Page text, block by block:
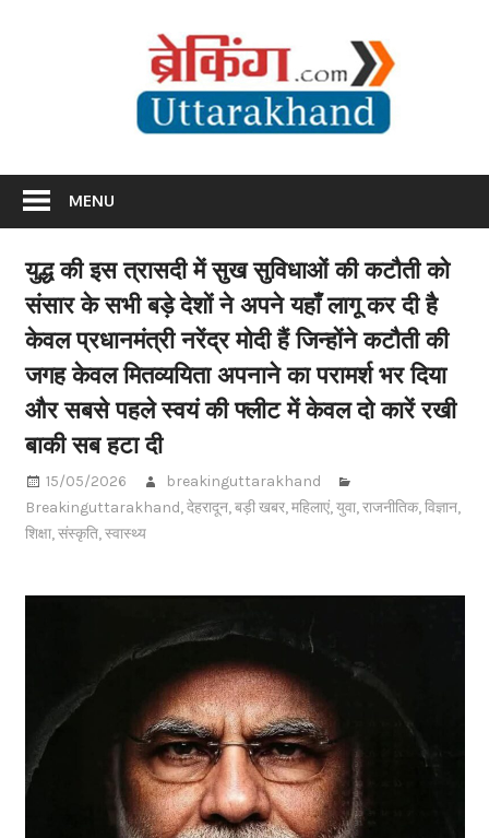
MENU
युद्ध की इस त्रासदी में सुख सुविधाओं की कटौती को
संसार के सभी बड़े देशों ने अपने यहाँ लागू कर दी है
केवल प्रधानमंत्री नरेंद्र मोदी हैं जिन्होंने कटौती की
जगह केवल मितव्ययिता अपनाने का परामर्श भर दिया
और सबसे पहले स्वयं की फ्लीट में केवल दो कारें रखी
बाकी सब हटा दी
15/05/2026
breakinguttarakhand
Breakinguttarakhand,देहरादून,बड़ी खबर,महिलाएं,युवा,राजनीतिक,विज्ञान,
शिक्षा,संस्कृति,स्वास्थ्य